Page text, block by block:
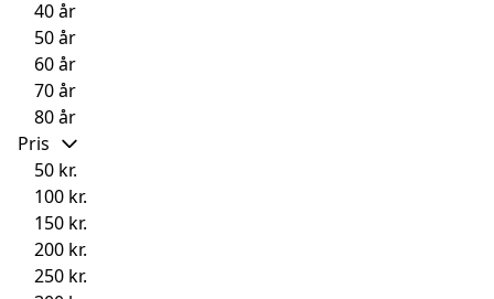
40 år
50 år
60 år
70 år
80 år
Pris
50 kr.
100 kr.
150 kr.
200 kr.
250 kr.